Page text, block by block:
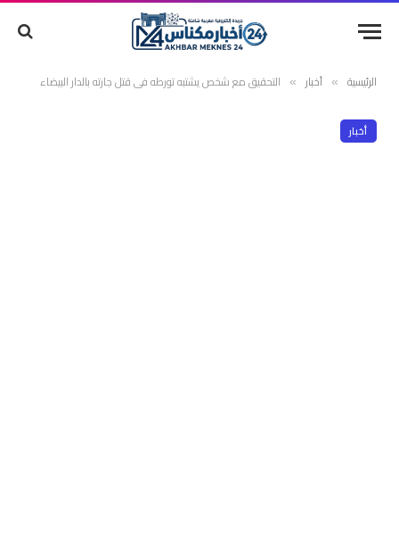
الرئيسية » أخبار » التحقيق مع شخص يشتبه تورطه في قتل جارته بالدار البيضاء
أخبار